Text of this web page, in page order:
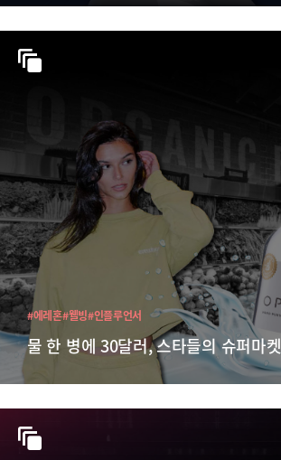
물 한 병에 30달러, 스타들의 슈퍼마켓
#에레혼#웰빙#인플루언서